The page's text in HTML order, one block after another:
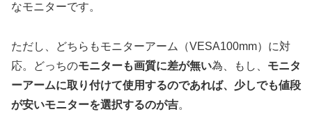
なモニターです。
ただし、どちらもモニターアーム（VESA100mm）に対
応。どっちのモニターも画質に差が無い為、もし、 モニタ
ーアームに取り付けて使用するのであれば、少しでも値段
が安いモニターを選択するのが吉。